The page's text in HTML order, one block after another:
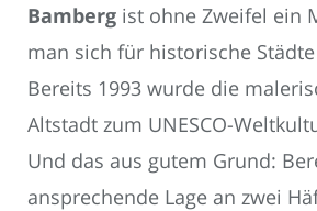
Bamberg ist ohne Zweifel ein
man sich für historische
Bereits 1993 wurde die
Altstadt zum UNESCO-
Und das aus gutem Grund:
ansprechende Lage an zwei